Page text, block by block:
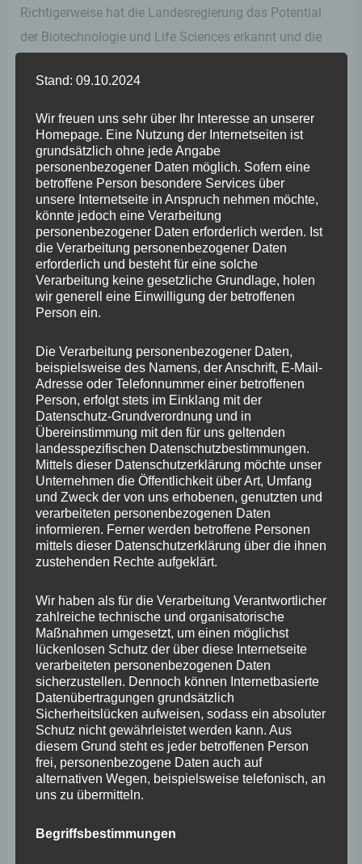
Richtigerweise hat die Landesregierung das Potential
der Biotechnologie und Life Sciences erkannt und die
Pfalz als ein Zentrum hierfür zum Strategieschwerpunkt
erklärt. Und da darf sich der Ministerpräsident auch
gerne für auf die Schulter klopfen solche politisch
klugen Weichen gestellt zu haben. Aber entscheidend ist,
dass wir darüber nicht vergessen, nach links und rechts
zu schauen und, viel mehr noch, nach vorne. Denn es
gibt auch andere Bereiche, die eine Unterstützung
seitens des Landes ebenso verdienen.
An dieser Stelle möchte ich mich auf eine ganz
große Potenziale bietet und die gegenwärtig nicht die
politische Beachtung erhält, die sie eigentlich verdient:
die rasante wirtschaftliche Entwicklung im Bereich der
Computervisualistik und Robotik.
Vergangenen Monat war ich zu Besuch auf der
gamescom in Köln und habe dort am Stand des Landes
Rheinland-Pfalz viele interessante Einblicke erhalten. Mit
drei gamesrelevanten Universitätsstandorten und rund
zwanzig Ausstellern vor Ort war unser Land stark
ist ein Standort für diese Branche in Rheinland-Pfalz, ein
Games-Hub, der überregional mit games- und Software-
Entwicklung verbunden wird und attraktiv für junge
Entwickler ist, die derzeit leider viel zu oft nach dem
Studienabschluss in andere Bundesländer abwandern
oder sogar ganz auswandern.
Zufälligerweise ist mir jüngst eine Broschüre des
Wirtschaftsministeriums in die Hände gefallen. Ich darf
mit Erlaubnis des Präsidenten von der Seite acht
Stand: 09.10.2024
Wir freuen uns sehr über Ihr Interesse an unserer
Homepage. Eine Nutzung der Internetseiten ist
grundsätzlich ohne jede Angabe
personenbezogener Daten möglich. Sofern eine
betroffene Person besondere Services über
unsere Internetseite in Anspruch nehmen möchte,
könnte jedoch eine Verarbeitung
personenbezogener Daten erforderlich werden. Ist
die Verarbeitung personenbezogener Daten
erforderlich und besteht für eine solche
Verarbeitung keine gesetzliche Grundlage, holen
wir generell eine Einwilligung der betroffenen
Person ein.
Die Verarbeitung personenbezogener Daten,
beispielsweise des Namens, der Anschrift, E-Mail-
Adresse oder Telefonnummer einer betroffenen
Person, erfolgt stets im Einklang mit der
Datenschutz-Grundverordnung und in
Übereinstimmung mit den für uns geltenden
landesspezifischen Datenschutzbestimmungen.
Mittels dieser Datenschutzerklärung möchte unser
Unternehmen die Öffentlichkeit über Art, Umfang
und Zweck der von uns erhobenen, genutzten und
verarbeiteten personenbezogenen Daten
informieren. Ferner werden betroffene Personen
mittels dieser Datenschutzerklärung über die ihnen
zustehenden Rechte aufgeklärt.
Wir haben als für die Verarbeitung Verantwortlicher
zahlreiche technische und organisatorische
Maßnahmen umgesetzt, um einen möglichst
lückenlosen Schutz der über diese Internetseite
verarbeiteten personenbezogenen Daten
sicherzustellen. Dennoch können Internetbasierte
Datenübertragungen grundsätzlich
Sicherheitslücken aufweisen, sodass ein absoluter
Schutz nicht gewährleistet werden kann. Aus
diesem Grund steht es jeder betroffenen Person
frei, personenbezogene Daten auch auf
alternativen Wegen, beispielsweise telefonisch, an
uns zu übermitteln.
Begriffsbestimmungen